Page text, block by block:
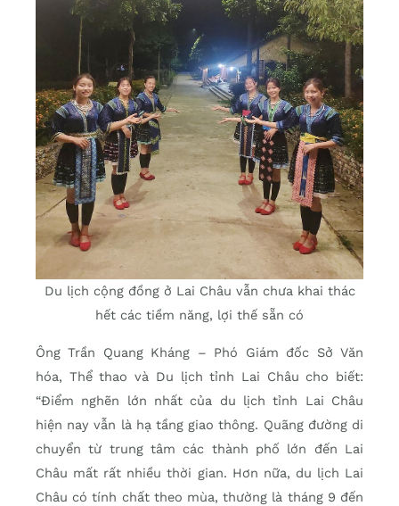
Du lịch cộng đồng ở Lai Châu vẫn chưa khai thác
hết các tiềm năng, lợi thế sẵn có
Ông Trần Quang Kháng – Phó Giám đốc Sở Văn
hóa, Thể thao và Du lịch tỉnh Lai Châu cho biết:
“Điểm nghẽn lớn nhất của du lịch tỉnh Lai Châu
hiện nay vẫn là hạ tầng giao thông. Quãng đường di
chuyển từ trung tâm các thành phố lớn đến Lai
Châu mất rất nhiều thời gian. Hơn nữa, du lịch Lai
Châu có tính chất theo mùa, thường là tháng 9 đến